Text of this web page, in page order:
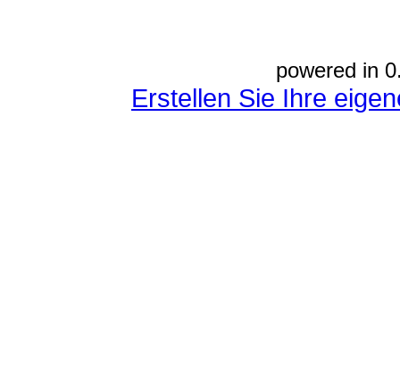
powered in
Erstellen Sie Ihre